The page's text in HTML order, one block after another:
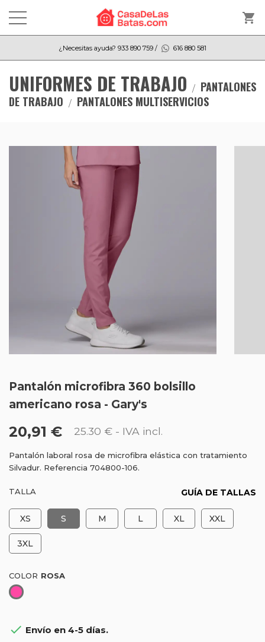
shopping_cart
¿Necesitas ayuda? 933 890 759 / 616 880 581
UNIFORMES DE TRABAJO
PANTALONES
DE TRABAJO
PANTALONES MULTISERVICIOS
Pantalón microfibra 360 bolsillo
americano rosa - Gary's
20,91 € 25.30 € - IVA incl.
Pantalón laboral rosa de microfibra elástica con tratamiento
Silvadur. Referencia 704800-106.
TALLA GUÍA DE TALLAS
XS S M L XL XXL
3XL
COLOR
Rosa
 Envío en 4-5 días.